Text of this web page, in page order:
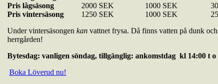
Pris lågsäsong 2000 SEK 1000 SEK 300
Pris vintersäsong 1250 SEK 1000 SEK 250
Under vintersäsongen kan vattnet frysa. Då finns vatten på dunk
herrgården!
Bytesdag: vanligen söndag, tillgänglig: ankomstdag kl 14:00 t o
Boka Löverud nu!